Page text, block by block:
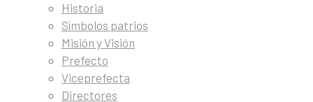
Historia
Símbolos patrios
Misión y Visión
Prefecto
Viceprefecta
Directores